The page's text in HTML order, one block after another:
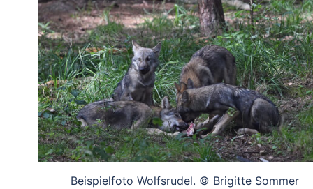
Beispielfoto Wolfsrudel. © Brigitte Sommer